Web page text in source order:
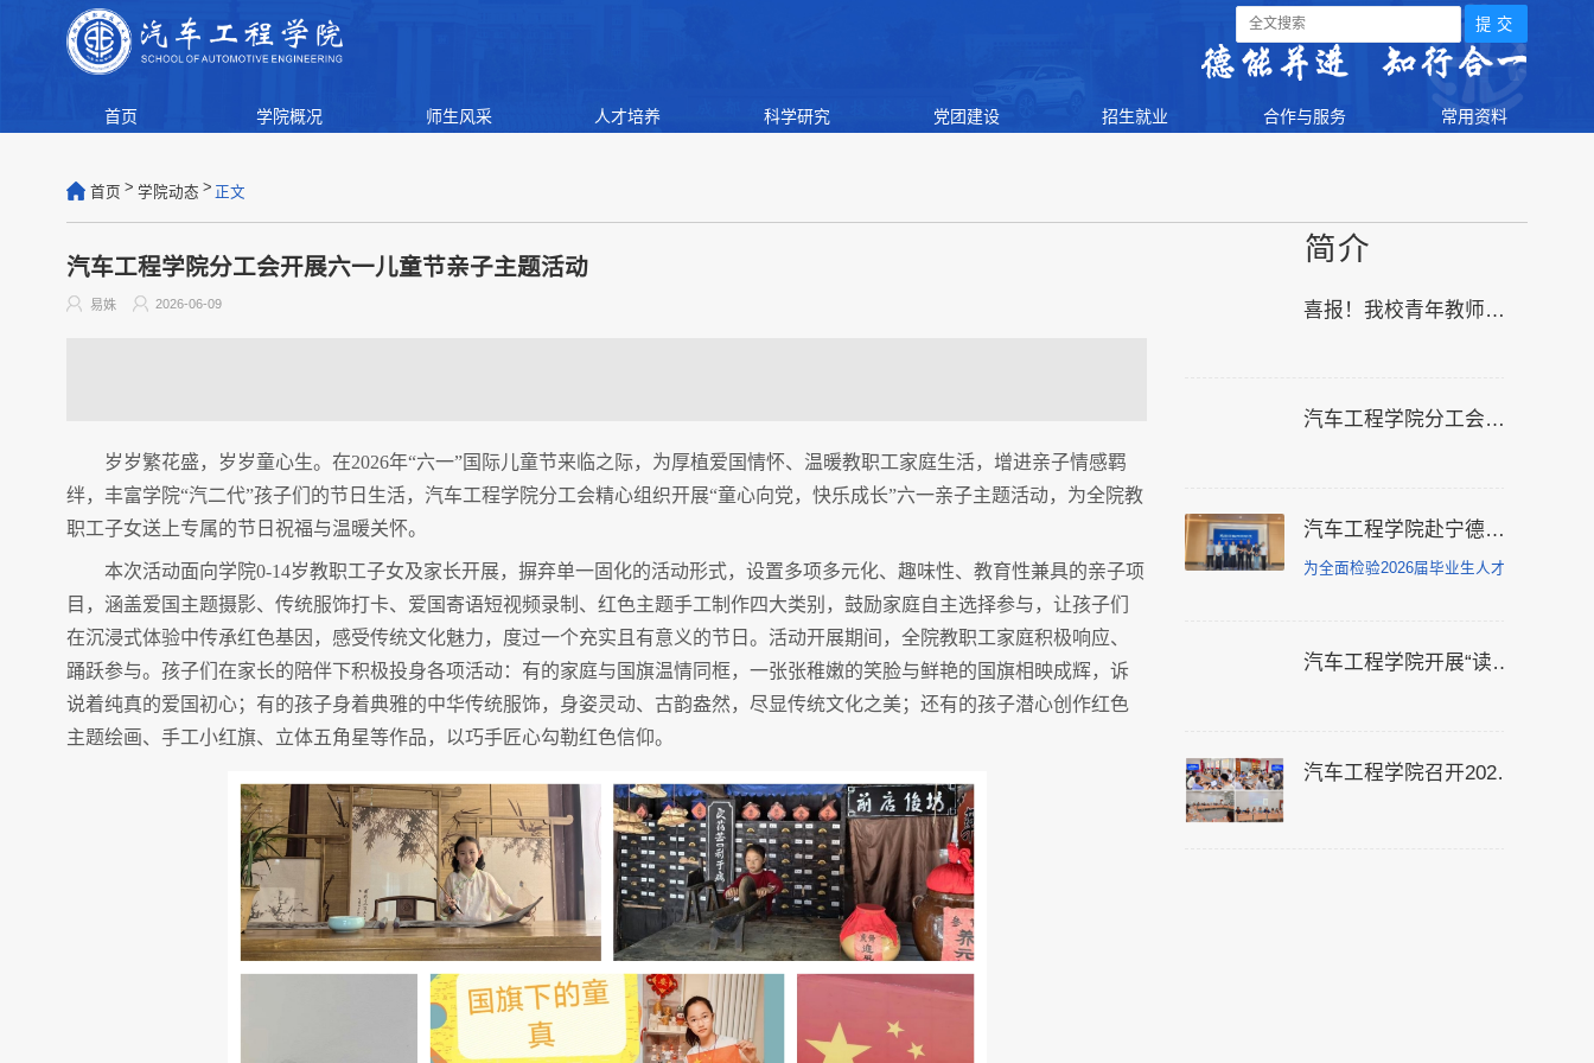
首页 学院概况 师生风采 人才培养 科学研究 党团建设 招生就业 合作与服务 常用资料
首页 > 学院动态 > 正文
汽车工程学院分工会开展六一儿童节亲子主题活动
易姝 2026-06-09
岁岁繁花盛，岁岁童心生。在2026年“六一”国际儿童节来临之际，为厚植爱国情怀、温暖教职工家庭生活，增进亲子情感羁
绊，丰富学院“汽二代”孩子们的节日生活，汽车工程学院分工会精心组织开展“童心向党，快乐成长”六一亲子主题活动，为全院教
职工子女送上专属的节日祝福与温暖关怀。
本次活动面向学院0-14岁教职工子女及家长开展，摒弃单一固化的活动形式，设置多项多元化、趣味性、教育性兼具的亲子项
目，涵盖爱国主题摄影、传统服饰打卡、爱国寄语短视频录制、红色主题手工制作四大类别，鼓励家庭自主选择参与，让孩子们
在沉浸式体验中传承红色基因，感受传统文化魅力，度过一个充实且有意义的节日。活动开展期间，全院教职工家庭积极响应、
踊跃参与。孩子们在家长的陪伴下积极投身各项活动：有的家庭与国旗温情同框，一张张稚嫩的笑脸与鲜艳的国旗相映成辉，诉
说着纯真的爱国初心；有的孩子身着典雅的中华传统服饰，身姿灵动、古韵盎然，尽显传统文化之美；还有的孩子潜心创作红色
主题绘画、手工小红旗、立体五角星等作品，以巧手匠心勾勒红色信仰。
简介
喜报！我校青年教师在全国高校团委班子成员进修班荣获“双优”殊荣
汽车工程学院分工会开展六一儿童节亲子主题活动
汽车工程学院赴宁德时代宜宾生产基地开展毕业答辩与访企交流活动
为全面检验2026届毕业生人才培养质量
汽车工程学院开展“读懂中国”五老专题座谈会
汽车工程学院召开2025-2026学年第二学期师生座谈会